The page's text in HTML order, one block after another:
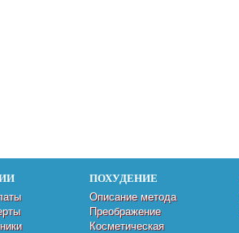
ПОХУДЕНИЕ
Описание метода
Преображение
Косметическая